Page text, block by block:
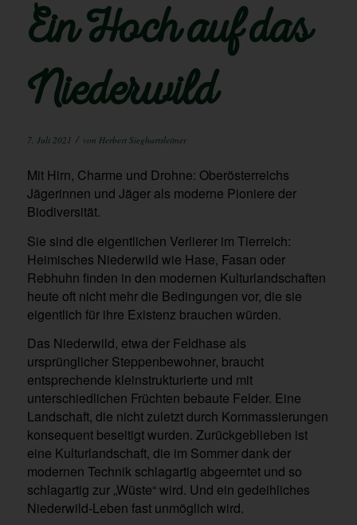
Ein Hoch auf das
Niederwild
7. Juli 2021 / von Herbert Sieghartsleitner
Mit Hirn, Charme und Drohne: Oberösterreichs
Jägerinnen und Jäger als moderne Pioniere der
Biodiversität.
Sie sind die eigentlichen Verlierer im Tierreich:
Heimisches Niederwild wie Hase, Fasan oder
Rebhuhn finden in den modernen Kulturlandschaften
heute oft nicht mehr die Bedingungen vor, die sie
eigentlich für ihre Existenz brauchen würden.
Das Niederwild, etwa der Feldhase als
ursprünglicher Steppenbewohner, braucht
entsprechende kleinstrukturierte und mit
unterschiedlichen Früchten bebaute Felder. Eine
Landschaft, die nicht zuletzt durch Kommassierungen
konsequent beseitigt wurden. Zurückgeblieben ist
eine Kulturlandschaft, die im Sommer dank der
modernen Technik schlagartig abgeerntet und so
schlagartig zur „Wüste“ wird. Und ein gedeihliches
Niederwild-Leben fast unmöglich wird.